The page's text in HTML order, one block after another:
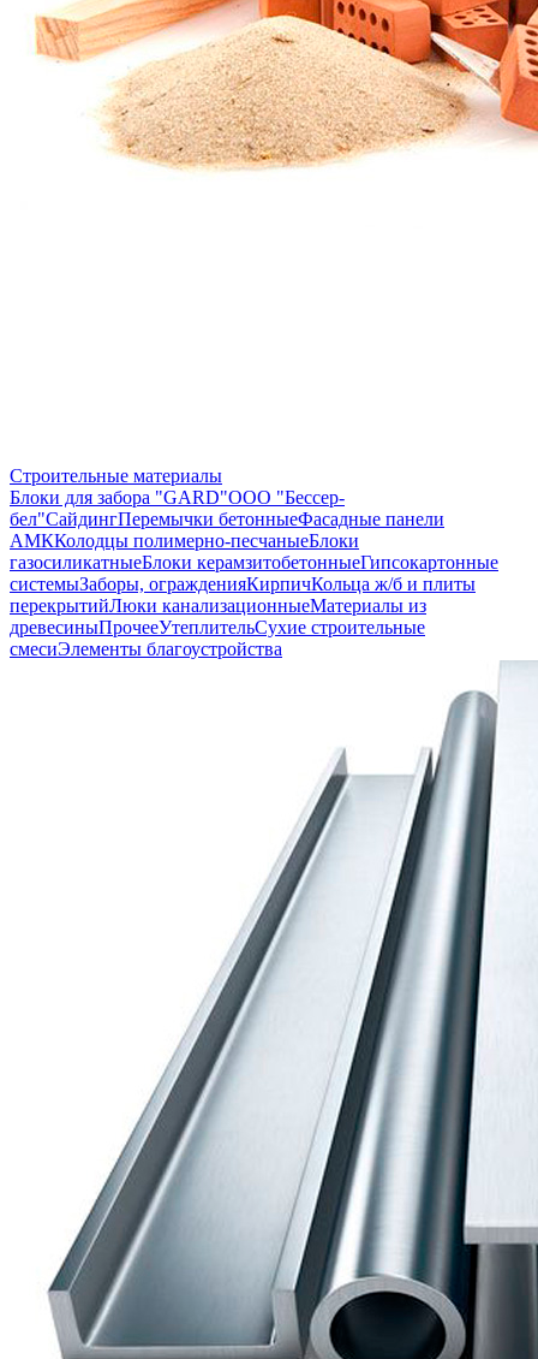
Строительные материалы
Блоки для забора "GARD"ООО "Бессер-
бел"СайдингПеремычки бетонныеФасадные панели
АМККолодцы полимерно-песчаныеБлоки
газосиликатныеБлоки керамзитобетонныеГипсокартонные
системыЗаборы, огражденияКирпичКольца ж/б и плиты
перекрытийЛюки канализационныеМатериалы из
древесиныПрочееУтеплительСухие строительные
смесиЭлементы благоустройства